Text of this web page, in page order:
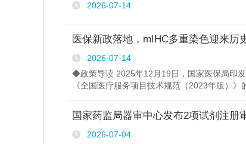
2026-07-14
医保新政落地，mIHC多重染色迎来历
2026-07-14
◆政策导读 2025年12月19日，国家医保局印
《全国医疗服务项目技术规范（2023年版）》
国家药监局器审中心发布2项试剂注册
2026-07-04